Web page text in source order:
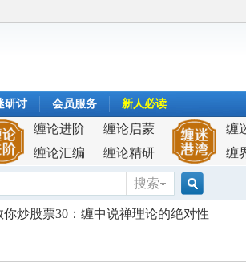
研讨 会员服务 新人必读
缠论进阶
缠论启蒙
缠论汇编
缠论精研
缠
缠
搜索
搜
你炒股票30：缠中说禅理论的绝对性